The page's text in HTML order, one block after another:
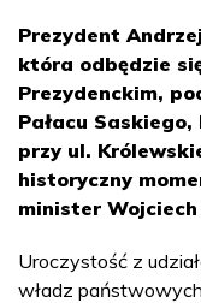
Prezydent
która odbędzie
Prezydenckim,
Pałacu
przy ul.
historyczny
minister
Uroczystość z
władz